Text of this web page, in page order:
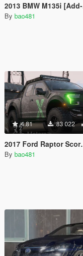
2013 BMW M135i [Add-On | Livery]
By bao481
4.81 83 022
2017 Ford Raptor Scorpio [Add-On | Extras | Template]
By bao481